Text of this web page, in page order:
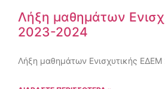
Λήξη μαθημάτων
2023-2024
Λήξη μαθημάτων Ενισχυτικής